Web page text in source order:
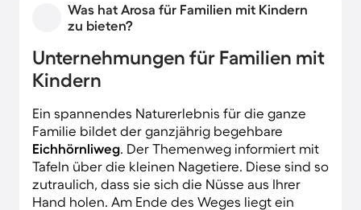
Was hat Arosa für Familien mit Kindern
zu bieten?
Unternehmungen für Familien mit
Kindern
Ein spannendes Naturerlebnis für die ganze
Familie bildet der ganzjährig begehbare
Eichhörnliweg. Der Themenweg informiert mit
Tafeln über die kleinen Nagetiere. Diese sind so
zutraulich, dass sie sich die Nüsse aus Ihrer
Hand holen. Am Ende des Weges liegt ein